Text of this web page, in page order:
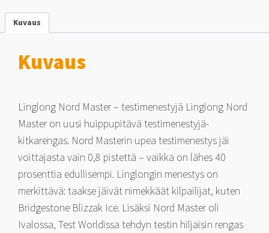
määrä
Kuvaus
Kuvaus
Linglong Nord Master – testimenestyjä Linglong Nord
Master on uusi huippupitävä testimenestyjä-
kitkarengas. Nord Masterin upea testimenestys jäi
voittajasta vain 0,8 pistettä – vaikka on lähes 40
prosenttia edullisempi. Linglongin menestys on
merkittävä: taakse jäivät nimekkäät kilpailijat, kuten
Bridgestone Blizzak Ice. Lisäksi Nord Master oli
Ivalossa, Test Worldissa tehdyn testin hiljaisin rengas